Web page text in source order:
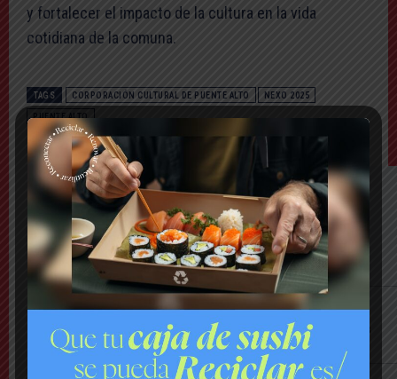
y fortalecer el impacto de la cultura en la vida
cotidiana de la comuna.
TAGS CORPORACIÓN CULTURAL DE PUENTE ALTO NEXO 2025
PUENTE ALTO
LO MÁS VISTO ESTA SEMANA
Último Minuto
Bomberos combate violento incendio en
vivienda: hay peligro de propagación
Nacional
Lanzan plataforma para denunciar negocios
«sospechosos»